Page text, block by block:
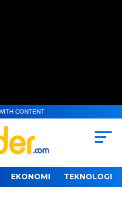
CONTENT
EKONOMI TEKNOLOGI